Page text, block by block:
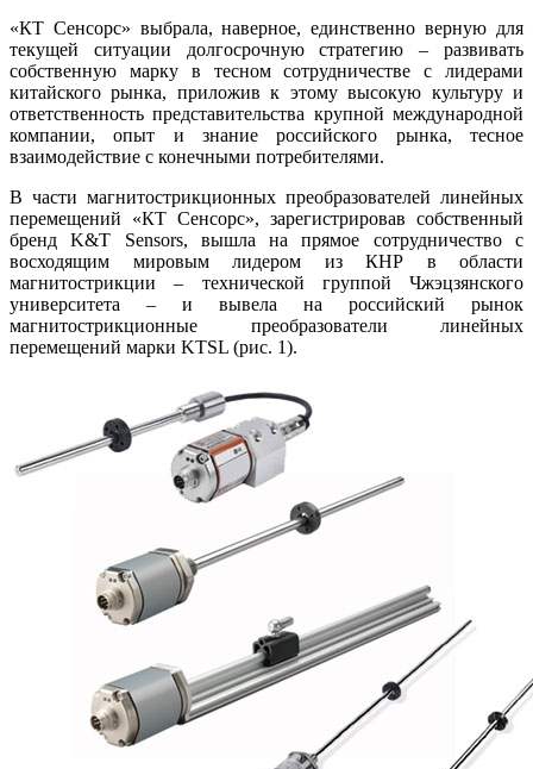
«КТ Сенсорс» выбрала, наверное, единственно верную для
текущей ситуации долгосрочную стратегию – развивать
собственную марку в тесном сотрудничестве с лидерами
китайского рынка, приложив к этому высокую культуру и
ответственность представительства крупной международной
компании, опыт и знание российского рынка, тесное
взаимодействие с конечными потребителями.
В части магнитострикционных преобразователей линейных
перемещений «КТ Сенсорс», зарегистрировав собственный
бренд K&T Sensors, вышла на прямое сотрудничество с
восходящим мировым лидером из КНР в области
магнитострикции – технической группой Чжэцзянского
университета – и вывела на российский рынок
магнитострикционные преобразователи линейных
перемещений марки KTSL (рис. 1).